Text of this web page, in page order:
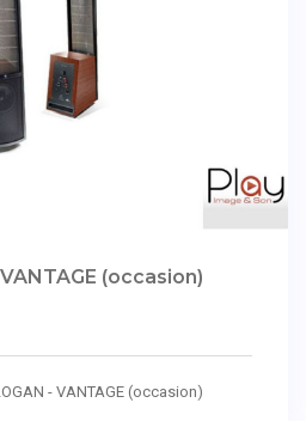
(occasion)
- VANTAGE (occasion)